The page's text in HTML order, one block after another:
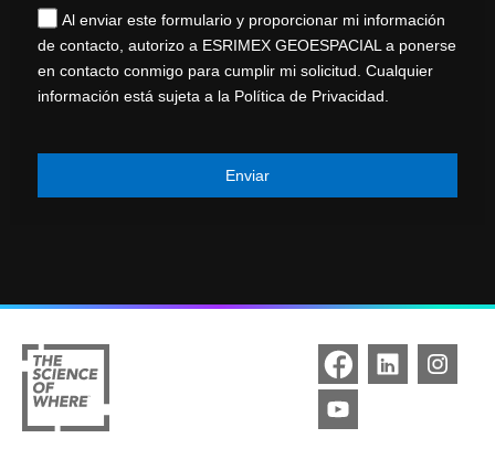
Al enviar este formulario y proporcionar mi información
de contacto, autorizo a ESRIMEX GEOESPACIAL a ponerse
en contacto conmigo para cumplir mi solicitud. Cualquier
información está sujeta a la Política de Privacidad.
Enviar